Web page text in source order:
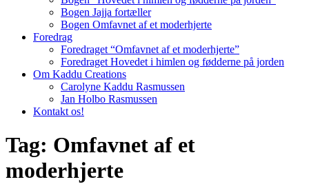
Bogen Jajja fortæller
Bogen Omfavnet af et moderhjerte
Foredrag
Foredraget “Omfavnet af et moderhjerte”
Foredraget Hovedet i himlen og fødderne på jorden
Om Kaddu Creations
Carolyne Kaddu Rasmussen
Jan Holbo Rasmussen
Kontakt os!
Tag: Omfavnet af et
moderhjerte